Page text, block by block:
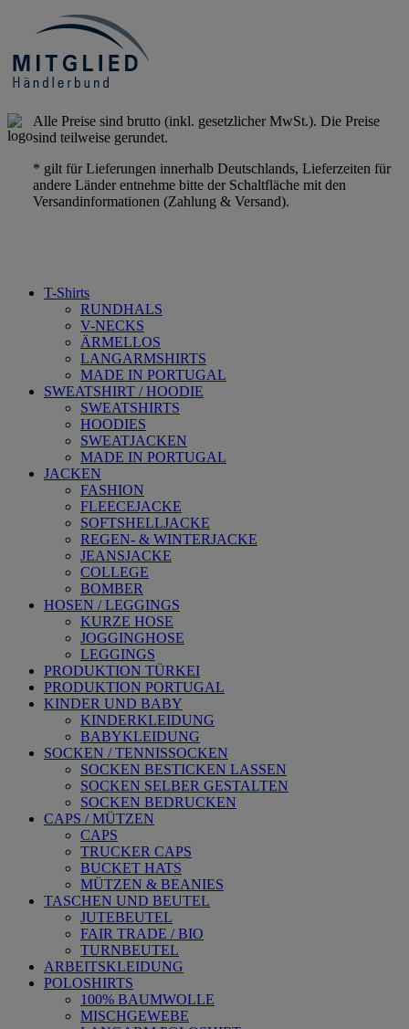
Alle Preise sind brutto (inkl. gesetzlicher MwSt.). Die Preise
sind teilweise gerundet.
* gilt für Lieferungen innerhalb Deutschlands, Lieferzeiten für
andere Länder entnehme bitte der Schaltfläche mit den
Versandinformationen (Zahlung & Versand).
T-Shirts
RUNDHALS
V-NECKS
ÄRMELLOS
LANGARMSHIRTS
MADE IN PORTUGAL
SWEATSHIRT / HOODIE
SWEATSHIRTS
HOODIES
SWEATJACKEN
MADE IN PORTUGAL
JACKEN
FASHION
FLEECEJACKE
SOFTSHELLJACKE
REGEN- & WINTERJACKE
JEANSJACKE
COLLEGE
BOMBER
HOSEN / LEGGINGS
KURZE HOSE
JOGGINGHOSE
LEGGINGS
PRODUKTION TÜRKEI
PRODUKTION PORTUGAL
KINDER UND BABY
KINDERKLEIDUNG
BABYKLEIDUNG
SOCKEN / TENNISSOCKEN
SOCKEN BESTICKEN LASSEN
SOCKEN SELBER GESTALTEN
SOCKEN BEDRUCKEN
CAPS / MÜTZEN
CAPS
TRUCKER CAPS
BUCKET HATS
MÜTZEN & BEANIES
TASCHEN UND BEUTEL
JUTEBEUTEL
FAIR TRADE / BIO
TURNBEUTEL
ARBEITSKLEIDUNG
POLOSHIRTS
100% BAUMWOLLE
MISCHGEWEBE